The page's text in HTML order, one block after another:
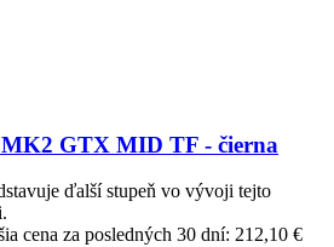
GTX MID TF - čierna
ďalší stupeň vo vývoji tejto
cena za posledných 30 dní: 212,10 €